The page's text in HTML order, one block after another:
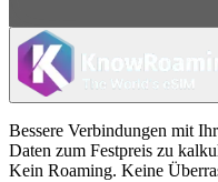
Bessere Verbindungen mit
Daten zum Festpreis zu
Kein Roaming. Keine